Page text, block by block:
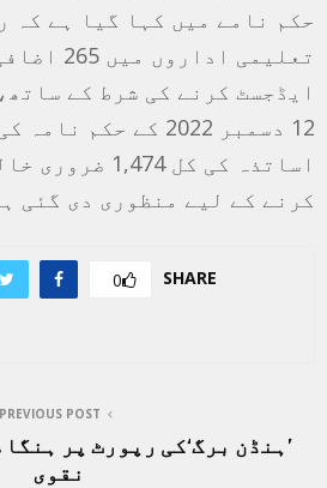
حکم نامے میں کہا گیا ہے کہ
تعلیمی
ایڈجسٹ کرنے کی شرط کے
12 دسمبر 2022 کے حکم
اساتذہ کی کل
کرنے کے لیے منظوری دی گئی
SHARE
0
PREVIOUS POST
’ہنڈن برگ‘کی رپورٹ پر
نقوی